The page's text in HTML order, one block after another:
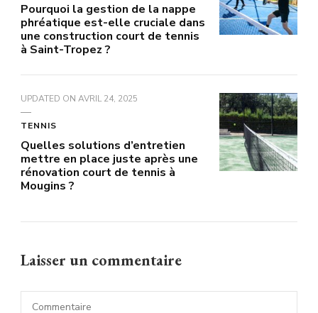
Pourquoi la gestion de la nappe
phréatique est-elle cruciale dans
une construction court de tennis
à Saint-Tropez ?
UPDATED ON AVRIL 24, 2025
TENNIS
Quelles solutions d’entretien
mettre en place juste après une
rénovation court de tennis à
Mougins ?
Laisser un commentaire